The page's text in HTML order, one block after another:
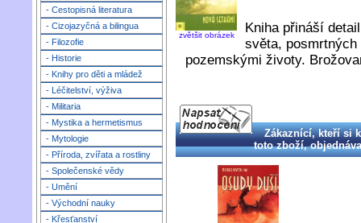
- Cestopisná literatura
- Cizojazyčná a bilingua
- Filozofie
- Historie
- Knihy pro děti a mládež
- Léčitelství, výživa
- Militaria
- Mystika a hermetismus
- Mytologie
- Příroda, zvířata a rostliny
- Společenské vědy
- Umění
- Východní nauky
- Křesťanství
zvětšit obrázek
Kniha přináší
světa,
pozemskými životy.
Zákaznící, kteří si
toto zboží,